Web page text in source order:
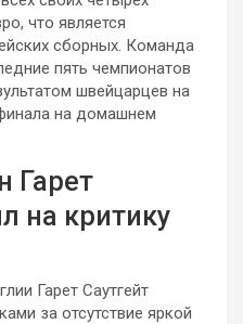
что является
сборных. Команда
пять чемпионатов
швейцарцев на
на домашнем
Гарет
на критику
Гарет Саутгейт
за отсутствие яркой